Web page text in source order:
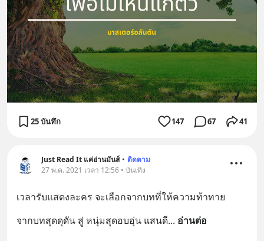
25 บันทึก 147 67 41
Just Read It แค่อ่านมันส์ • ติดตาม
27 พ.ค. 2021 เวลา 12:56 • บันเทิง
เวลารับแสดงละคร จะเลือกจากบทที่ให้ความท้าทาย
จากบทสุดดุดัน สู่ หนุ่มสุดอบอุ่น แสนดี... อ่านต่อ